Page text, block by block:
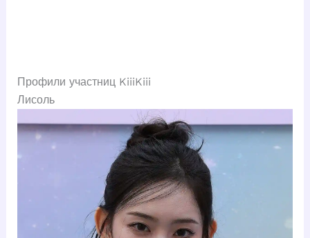
Профили участниц KiiiKiii
Лисоль